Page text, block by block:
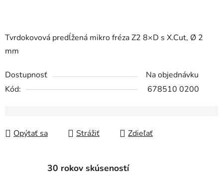
Tvrdokovová predĺžená mikro fréza Z2 8×D s X.Cut, Ø 2
mm
Dostupnosť
Na objednávku
Kód:
678510 0200
Opýtať sa Strážiť Zdieľať
30 rokov skúseností